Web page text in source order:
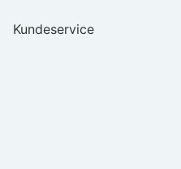
Kundeservice